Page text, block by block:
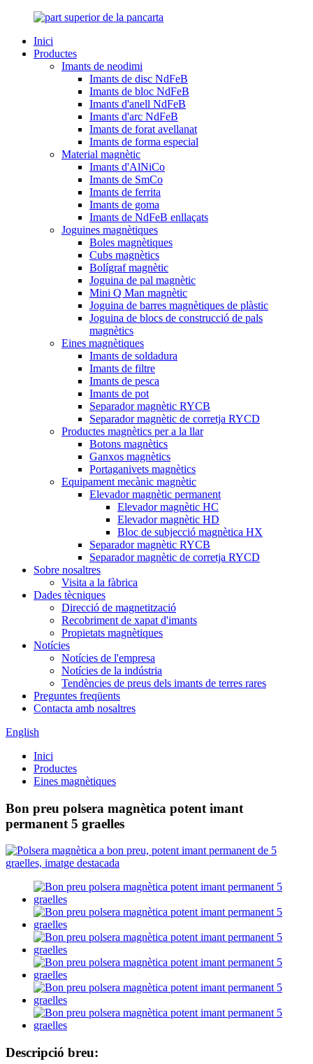
Inici
Productes
Imants de neodimi
Imants de disc NdFeB
Imants de bloc NdFeB
Imants d'anell NdFeB
Imants d'arc NdFeB
Imants de forat avellanat
Imants de forma especial
Material magnètic
Imants d'AlNiCo
Imants de SmCo
Imants de ferrita
Imants de goma
Imants de NdFeB enllaçats
Joguines magnètiques
Boles magnètiques
Cubs magnètics
Bolígraf magnètic
Joguina de pal magnètic
Mini Q Man magnètic
Joguina de barres magnètiques de plàstic
Joguina de blocs de construcció de pals
magnètics
Eines magnètiques
Imants de soldadura
Imants de filtre
Imants de pesca
Imants de pot
Separador magnètic RYCB
Separador magnètic de corretja RYCD
Productes magnètics per a la llar
Botons magnètics
Ganxos magnètics
Portaganivets magnètics
Equipament mecànic magnètic
Elevador magnètic permanent
Elevador magnètic HC
Elevador magnètic HD
Bloc de subjecció magnètica HX
Separador magnètic RYCB
Separador magnètic de corretja RYCD
Sobre nosaltres
Visita a la fàbrica
Dades tècniques
Direcció de magnetització
Recobriment de xapat d'imants
Propietats magnètiques
Notícies
Notícies de l'empresa
Notícies de la indústria
Tendències de preus dels imants de terres rares
Preguntes freqüents
Contacta amb nosaltres
English
Inici
Productes
Eines magnètiques
Bon preu polsera magnètica potent imant
permanent 5 graelles
Descripció breu: